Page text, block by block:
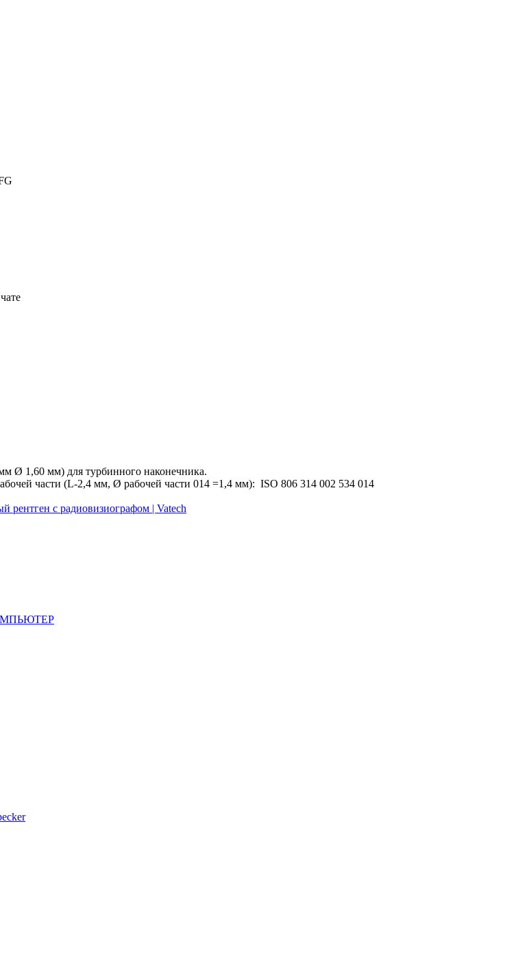
Ø 1,60 мм) для турбинного наконечника.
части (L-2,4 мм, Ø рабочей части 014 =1,4 мм): ISO 806 314 002 534 014
рентген с радиовизиографом | Vatech